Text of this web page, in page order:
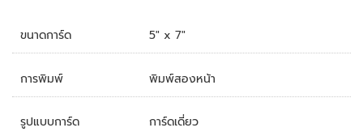
ขนาดการ์ด 5" x 7"
การพิมพ์ พิมพ์สองหน้า
รูปแบบการ์ด การ์ดเดี่ยว